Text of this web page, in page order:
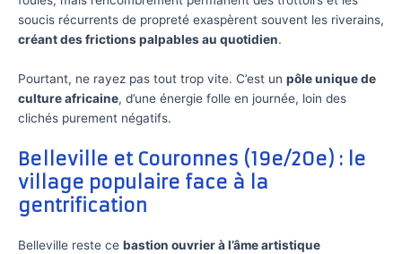
soucis récurrents de propreté exaspèrent souvent les riverains,
créant des frictions palpables au quotidien.
Pourtant, ne rayez pas tout trop vite. C’est un pôle unique de
culture africaine, d’une énergie folle en journée, loin des
clichés purement négatifs.
Belleville et Couronnes (19e/20e) : le
village populaire face à la
gentrification
Belleville reste ce bastion ouvrier à l’âme artistique